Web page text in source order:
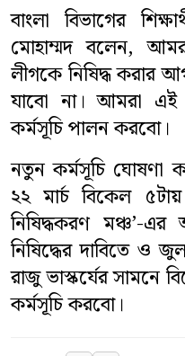
বাংলা বিভাগের
মোহাম্মদ বলেন,
লীগকে নিষিদ্ধ করার
যাবো না। আমরা এই
কর্মসূচি পালন করবো।
নতুন কর্মসূচি ঘোষণা
২২ মার্চ বিকেল
নিষিদ্ধকরণ মঞ্চ’-
নিষিদ্ধের দাবিতে ও
রাজু ভাস্কর্যের সামনে
কর্মসূচি করবো।